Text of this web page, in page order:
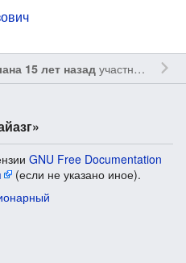
15 лет назадучастником
GNU Free Documentation
(если не указано иное).